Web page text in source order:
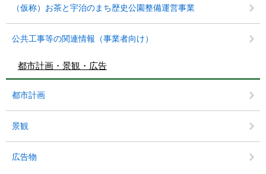
（仮称）お茶と宇治のまち歴史公園整備運営事業
公共工事等の関連情報（事業者向け）
都市計画・景観・広告
都市計画
景観
広告物